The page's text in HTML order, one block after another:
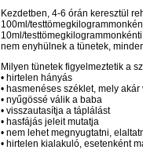
Kezdetben, 4-6 órán keresztül
100ml/
10ml/
nem enyhülnek a tünetek,
Milyen tünetek figyelmeztetik a
• hirtelen hányás
• hasmenéses széklet, mely
• nyűgössé válik a baba
• visszautasítja a táplálást
• hasfájás jeleit mutatja
• nem lehet megnyugtatni,
• hirtelen kialakuló, esetenként